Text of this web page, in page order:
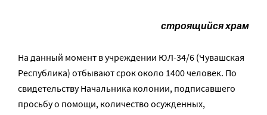
строящийся храм
На данный момент в учреждении ЮЛ-34/6 (Чувашская
Республика) отбывают срок около 1400 человек. По
свидетельству Начальника колонии, подписавшего
просьбу о помощи, количество осужденных,